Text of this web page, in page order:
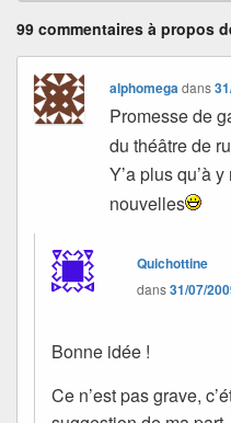
99 commentaires à propos
alphomegadans
Promesse de
du théâtre de
Y’a plus qu’à
nouvelles
Quichottine
dans31/07/
Bonne idée !
Ce n’est pas grave,